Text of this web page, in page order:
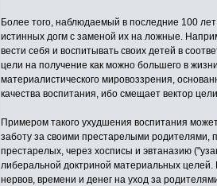
Более того, наблюдаемый в последние 100
истинных догм с заменой их на ложные.
вести себя и воспитывать своих детей в
цели на получение как можно большего в
материалистического мировоззрения,
качества воспитания, ибо смещает вектор
Примером такого ухудшения воспитания
заботу за своими престарелыми родителями,
престарелых, через хосписы и эвтаназию
либеральной доктриной материальных
нервов, времени и денег на уход за